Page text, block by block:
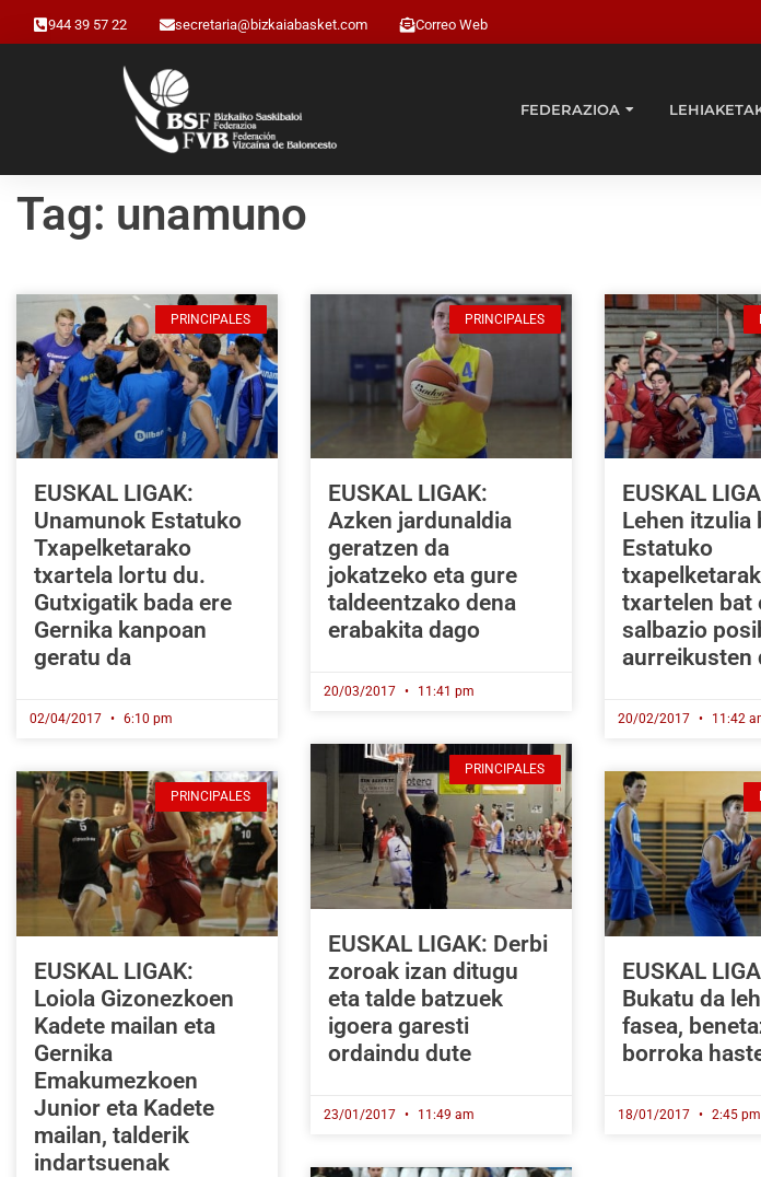
944 39 57 22 secretaria@bizkaiabasket.com Correo Web
FEDERAZIOA
Tag: unamuno
PRINCIPALES
EUSKAL LIGAK:
Unamunok Estatuko
Txapelketarako
txartela lortu du.
Gutxigatik bada ere
Gernika kanpoan
geratu da
02/04/2017 6:10 pm
PRINCIPALES
EUSKAL LIGAK:
Azken jardunaldia
geratzen da
jokatzeko eta gure
taldeentzako dena
erabakita dago
20/03/2017 11:41 pm
EUSKAL
Lehen itzulia
Estatuko
txartelen bat
salbazio
aurreikusten
20/02/2017 11:42
PRINCIPALES
EUSKAL LIGAK:
Loiola Gizonezkoen
Kadete mailan eta
Gernika
Emakumezkoen
Junior eta Kadete
mailan, talderik
indartsuenak
PRINCIPALES
EUSKAL LIGAK: Derbi
zoroak izan ditugu
eta talde batzuek
igoera garesti
ordaindu dute
23/01/2017 11:49 am
EUSKAL
Bukatu da
fasea,
borroka
18/01/2017 2:45 pm